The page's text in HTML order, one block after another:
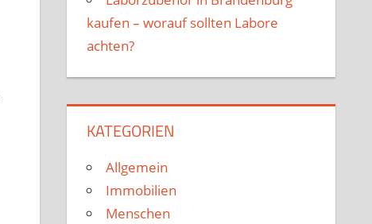
kaufen – worauf sollten Labore
achten?
KATEGORIEN
Allgemein
Immobilien
Menschen